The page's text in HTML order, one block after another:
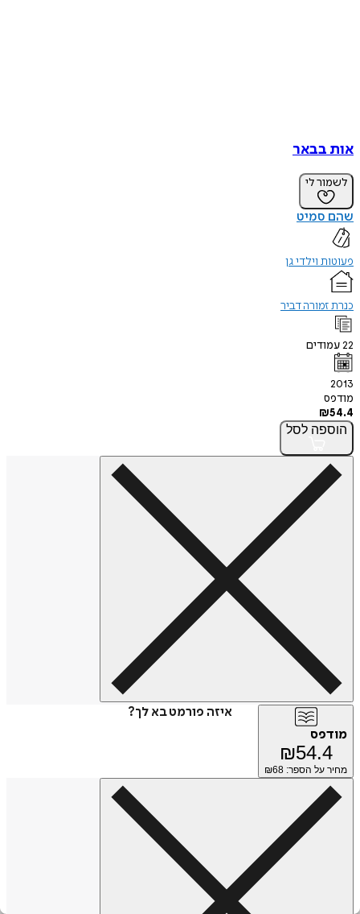
אות בבאר
לשמור לי
שהם סמיט
פעוטות וילדי גן
כנרת זמורה דביר
22עמודים
2013
מודפס
₪54.4
הוספה לסל
איזה פורמט בא לך?
מודפס
₪54.4
מחיר על הספר: ₪ 68